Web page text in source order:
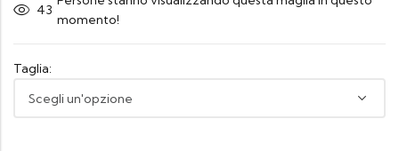
31
momento!
Taglia: